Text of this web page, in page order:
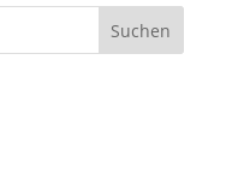
Suchen